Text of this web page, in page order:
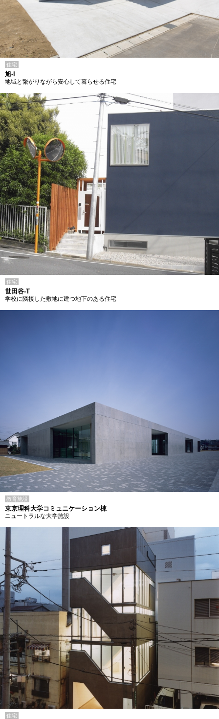
住宅
旭-I
地域と繋がりながら安心して暮らせる住宅
住宅
世田谷-T
学校に隣接した敷地に建つ地下のある住宅
教育施設
東京理科大学コミュニケーション棟
ニュートラルな大学施設
住宅